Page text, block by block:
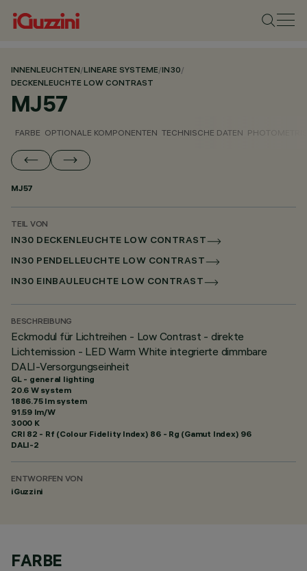
INNENLEUCHTEN/LINEARE SYSTEME/IN30/
DECKENLEUCHTE LOW CONTRAST
MJ57
FARBE OPTIONALE KOMPONENTEN TECHNISCHE DATEN
MJ57
TEIL VON
IN30 DECKENLEUCHTE LOW CONTRAST
IN30 PENDELLEUCHTE LOW CONTRAST
IN30 EINBAULEUCHTE LOW CONTRAST
BESCHREIBUNG
Eckmodul für Lichtreihen - Low Contrast - direkte
Lichtemission - LED Warm White integrierte dimmbare
DALI-Versorgungseinheit
GL - general lighting
20.6 W system
1886.75 lm system
91.59 lm/W
3000 K
CRI 82 - Rf (Colour Fidelity Index) 86 - Rg (Gamut Index) 96
DALI-2
ENTWORFEN VON
iGuzzini
FARBE